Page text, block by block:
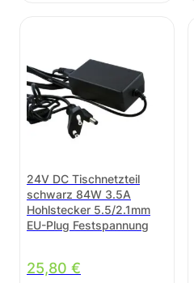
24V DC Tischnetzteil
schwarz 84W 3.5A
Hohlstecker 5.5/2.1mm
EU-Plug Festspannung
25,80 €